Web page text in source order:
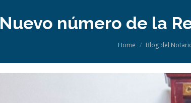
Nuevo número de la
You are here:
Home Blog del